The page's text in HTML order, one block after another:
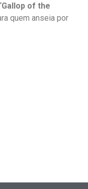
Gallop of the
quem anseia por